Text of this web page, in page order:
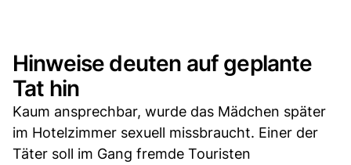
Hinweise deuten auf geplante
Tat hin
Kaum ansprechbar, wurde das Mädchen später
im Hotelzimmer sexuell missbraucht. Einer der
Täter soll im Gang fremde Touristen